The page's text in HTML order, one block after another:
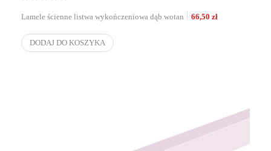
Lamele ścienne listwa wykończeniowa dąb wotan 66,50 zł
DODAJ DO KOSZYKA